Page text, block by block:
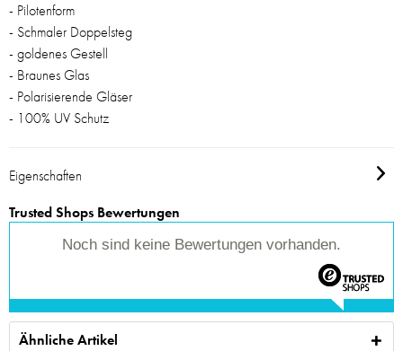
- Pilotenform
- Schmaler Doppelsteg
- goldenes Gestell
- Braunes Glas
- Polarisierende Gläser
- 100% UV Schutz
Eigenschaften
Trusted Shops Bewertungen
Noch sind keine Bewertungen vorhanden.
Ähnliche Artikel